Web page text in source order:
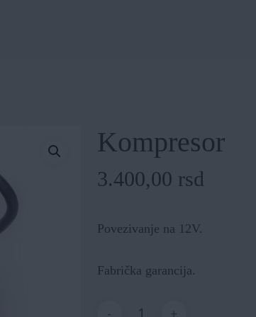
Kompresor
3.400,00 rsd
Povezivanje na 12V.
Fabrička garancija.